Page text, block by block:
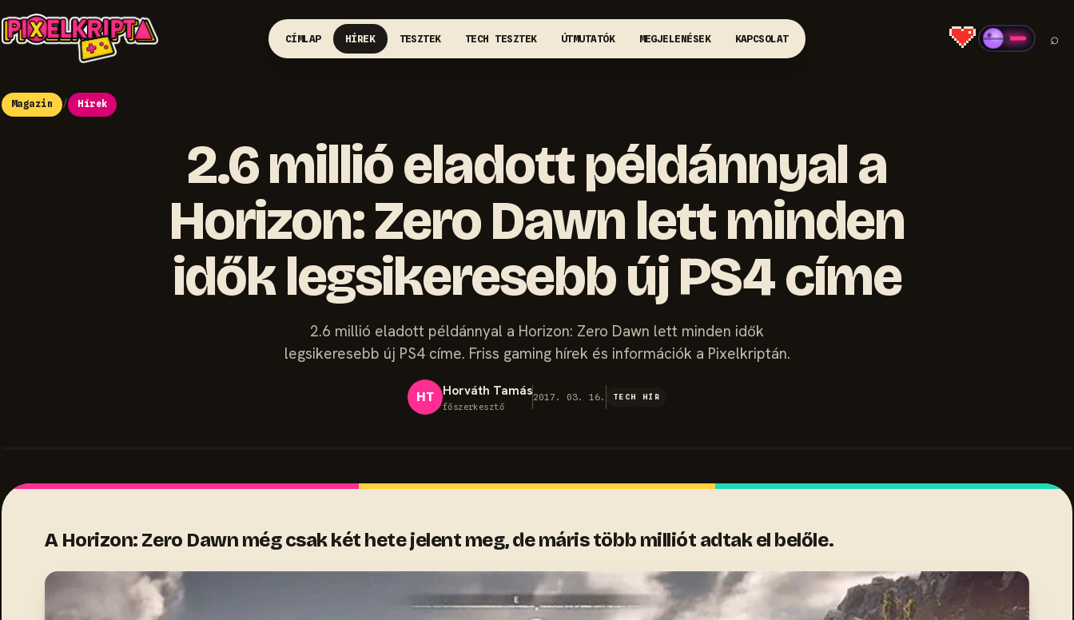
CÍMLAP HÍREK TESZTEK TECH TESZTEK ÚTMUTATÓK MEGJELENÉSEK KAPCSOLAT ⌕
Magazin / Hírek
2.6 millió eladott példánnyal a
Horizon: Zero Dawn lett minden
idők legsikeresebb új PS4 címe
2.6 millió eladott példánnyal a Horizon: Zero Dawn lett minden idők
legsikeresebb új PS4 címe. Friss gaming hírek és információk a Pixelkriptán.
HT Horváth Tamás
főszerkesztő
2017. 03. 16. TECH HÍR
A Horizon: Zero Dawn még csak két hete jelent meg, de máris több milliót adtak el belőle.